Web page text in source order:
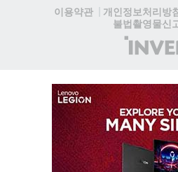
이용약관
개인정보처리방
불법촬영물신
(주)
인